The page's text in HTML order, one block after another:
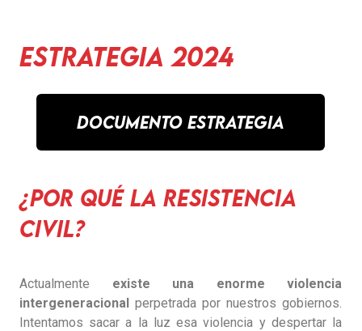
Estrategia 2024
Documento Estrategia
¿Por qué la resistencia
civil?
Actualmente existe una enorme violencia
intergeneracional perpetrada por nuestros gobiernos.
Intentamos sacar a la luz esa violencia y despertar la